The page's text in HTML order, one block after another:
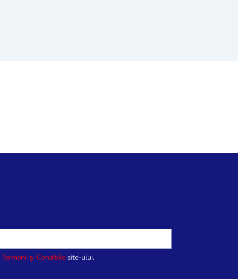
Termenii și Condițiile site-ului.